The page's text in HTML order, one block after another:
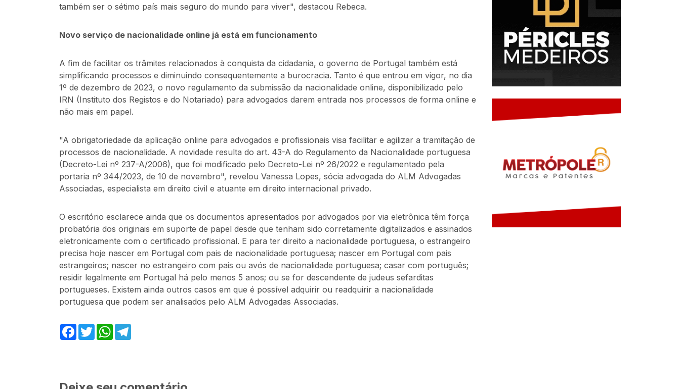
também ser o sétimo país mais seguro do mundo para viver", destacou Rebeca.
Novo serviço de nacionalidade online já está em funcionamento
A fim de facilitar os trâmites relacionados à conquista da cidadania, o governo de Portugal também está
simplificando processos e diminuindo consequentemente a burocracia. Tanto é que entrou em vigor, no dia
1º de dezembro de 2023, o novo regulamento da submissão da nacionalidade online, disponibilizado pelo
IRN (Instituto dos Registos e do Notariado) para advogados darem entrada nos processos de forma online e
não mais em papel.
"A obrigatoriedade da aplicação online para advogados e profissionais visa facilitar e agilizar a tramitação de
processos de nacionalidade. A novidade resulta do art. 43-A do Regulamento da Nacionalidade portuguesa
(Decreto-Lei nº 237-A/2006), que foi modificado pelo Decreto-Lei nº 26/2022 e regulamentado pela
portaria nº 344/2023, de 10 de novembro", revelou Vanessa Lopes, sócia advogada do ALM Advogadas
Associadas, especialista em direito civil e atuante em direito internacional privado.
O escritório esclarece ainda que os documentos apresentados por advogados por via eletrônica têm força
probatória dos originais em suporte de papel desde que tenham sido corretamente digitalizados e assinados
eletronicamente com o certificado profissional. E para ter direito a nacionalidade portuguesa, o estrangeiro
precisa hoje nascer em Portugal com pais de nacionalidade portuguesa; nascer em Portugal com pais
estrangeiros; nascer no estrangeiro com pais ou avós de nacionalidade portuguesa; casar com português;
residir legalmente em Portugal há pelo menos 5 anos; ou se for descendente de judeus sefarditas
portugueses. Existem ainda outros casos em que é possível adquirir ou readquirir a nacionalidade
portuguesa que podem ser analisados pelo ALM Advogadas Associadas.
Facebook
Twitter WhatsApp